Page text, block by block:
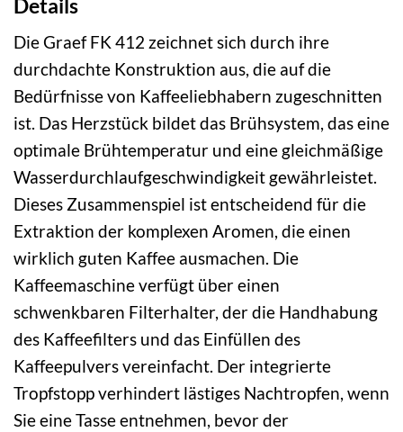
Details
Die Graef FK 412 zeichnet sich durch ihre
durchdachte Konstruktion aus, die auf die
Bedürfnisse von Kaffeeliebhabern zugeschnitten
ist. Das Herzstück bildet das Brühsystem, das eine
optimale Brühtemperatur und eine gleichmäßige
Wasserdurchlaufgeschwindigkeit gewährleistet.
Dieses Zusammenspiel ist entscheidend für die
Extraktion der komplexen Aromen, die einen
wirklich guten Kaffee ausmachen. Die
Kaffeemaschine verfügt über einen
schwenkbaren Filterhalter, der die Handhabung
des Kaffeefilters und das Einfüllen des
Kaffeepulvers vereinfacht. Der integrierte
Tropfstopp verhindert lästiges Nachtropfen, wenn
Sie eine Tasse entnehmen, bevor der